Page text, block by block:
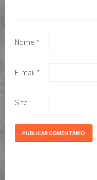
Nome *
E-mail *
Site